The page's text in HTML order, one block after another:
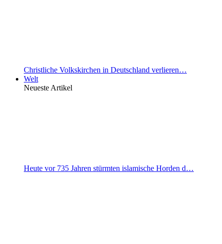
Christliche Volkskirchen in Deutschland verlieren…
Welt
Neueste Artikel
Heute vor 735 Jahren stürmten islamische Horden d…